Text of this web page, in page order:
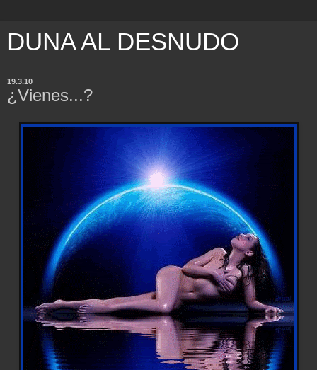
DUNA AL DESNUDO
19.3.10
¿Vienes...?